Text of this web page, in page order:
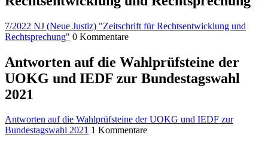
7/2022 NJ (Neue Justiz) "Zeitschrift für Rechtsentwicklung und
Rechtsprechung" 0 Kommentare
Antworten auf die Wahlprüfsteine der
UOKG und IEDF zur Bundestagswahl
2021
Antworten auf die Wahlprüfsteine der UOKG und IEDF zur
Bundestagswahl 2021 1 Kommentare